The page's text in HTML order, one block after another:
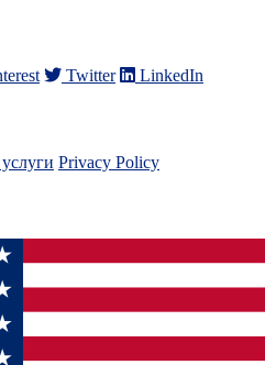
Twitter LinkedIn
Privacy Policy